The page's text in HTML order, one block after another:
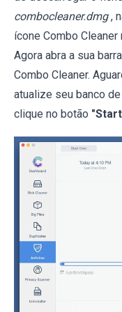
combocleaner.dmg ,
ícone Combo
Agora abra a sua
Combo Cleaner.
atualize seu banco
clique no botão